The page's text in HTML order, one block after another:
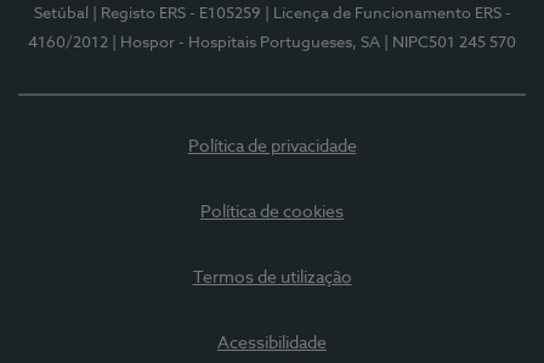
Setúbal
| Registo ERS - E105259
| Licença de Funcionamento ERS -
4160/2012
| Hospor - Hospitais Portugueses, SA | NIPC501 245 570
Política de privacidade
Política de cookies
Termos de utilização
Acessibilidade